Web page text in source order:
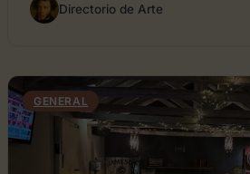
Directorio de Arte
GENERAL